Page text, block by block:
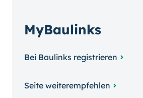
MyBaulinks
Bei Baulinks registrieren
Seite weiterempfehlen